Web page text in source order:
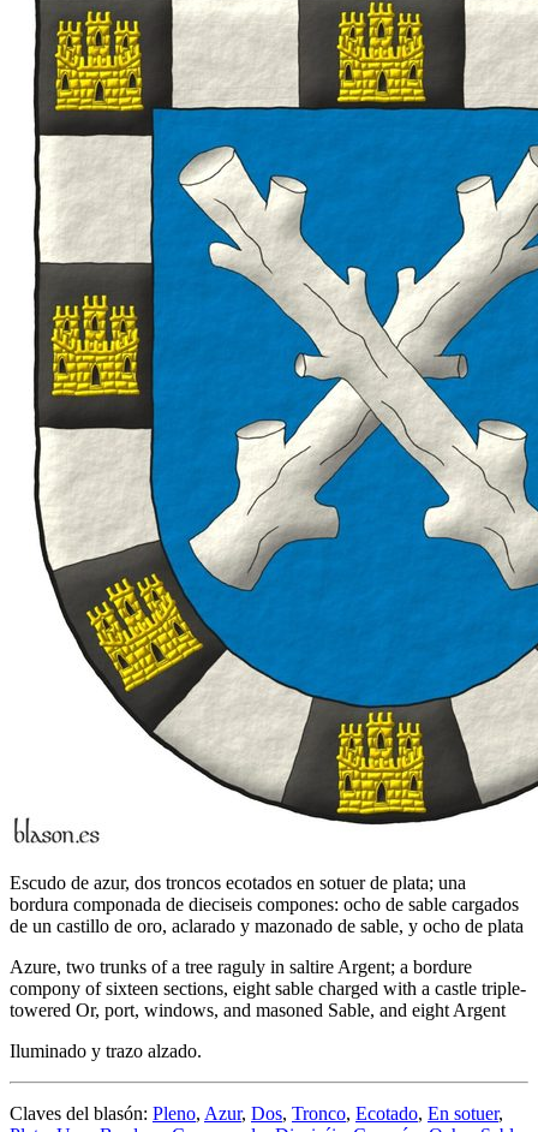
Escudo de azur, dos troncos ecotados en sotuer de plata; una
bordura componada de dieciseis compones: ocho de sable cargados
de un castillo de oro, aclarado y mazonado de sable, y ocho de plata
Azure, two trunks of a tree raguly in saltire Argent; a bordure
compony of sixteen sections, eight sable charged with a castle triple-
towered Or, port, windows, and masoned Sable, and eight Argent
Iluminado y trazo alzado.
Claves del blasón: Pleno, Azur, Dos, Tronco, Ecotado, En sotuer,